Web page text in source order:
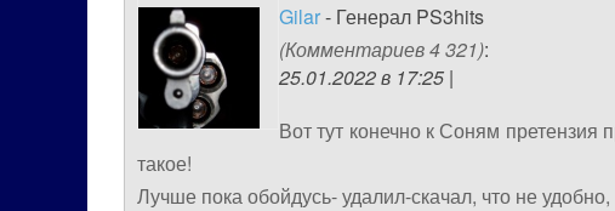
Gilar- Генерал PS3hits
(Комментариев 4 321):
25.01.2022 в 17:25 |
Вот тут конечно к Соням претензия
такое!
Лучше пока обойдусь- удалил-скачал, что не удобно,